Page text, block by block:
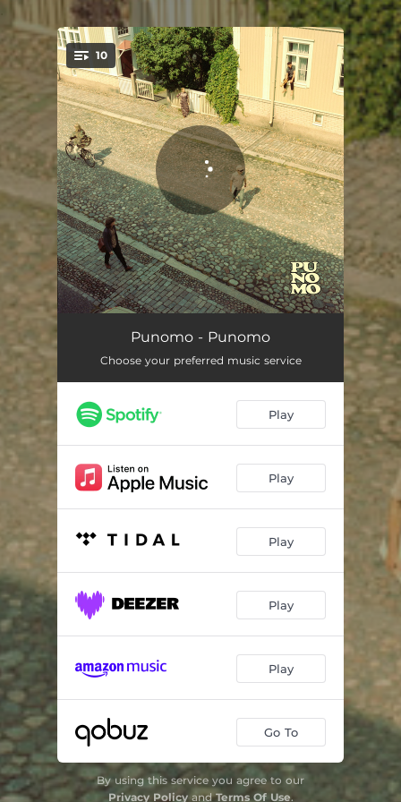
You're all set!
10
Anna aikaa
Juokse vaan 03:43
Paljon, enemmän 03:50
Tartu kii
Siskot 03:28
Onni kääntyy 03:24
Pieni kuolema 04:52
04:34
Punomo - Punomo
Choose your preferred music service
Play
Play
Play
Play
Play
Go To
By using this service you agree to our
Privacy PolicyandTerms Of Use.